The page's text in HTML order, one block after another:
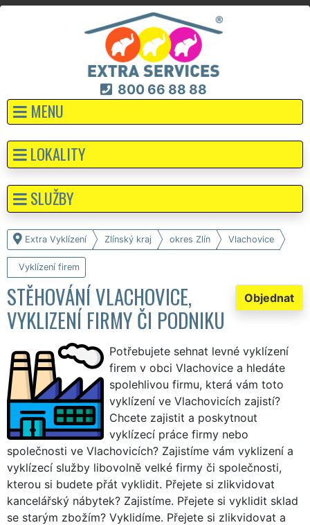
800 66 88 88
MENU
Extra Vyklízení Zlínský kraj okres Zlín Vlachovice
Vyklízení firem
Objednat
STĚHOVÁNÍ VLACHOVICE,
VYKLIZENÍ FIRMY ČI PODNIKU
Potřebujete sehnat levné vyklízení
firem v obci Vlachovice a hledáte
spolehlivou firmu, která vám toto
vyklízení ve Vlachovicích zajistí?
Chcete zajistit a poskytnout
vyklízecí práce firmy nebo
společnosti ve Vlachovicích? Zajistíme vám vyklizení a
vyklízecí služby libovolně velké firmy či společnosti,
kterou si budete přát vyklidit. Přejete si zlikvidovat
kancelářský nábytek? Zajistíme. Přejete si vyklidit sklad
se starým zbožím? Vyklidíme. Přejete si zlikvidovat a
LOKALITY
SLUŽBY